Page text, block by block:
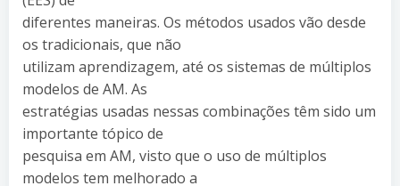
diferentes maneiras. Os métodos usados vão desde
os tradicionais, que não
utilizam aprendizagem, até os sistemas de múltiplos
modelos de AM. As
estratégias usadas nessas combinações têm sido um
importante tópico de
pesquisa em AM, visto que o uso de múltiplos
modelos tem melhorado a